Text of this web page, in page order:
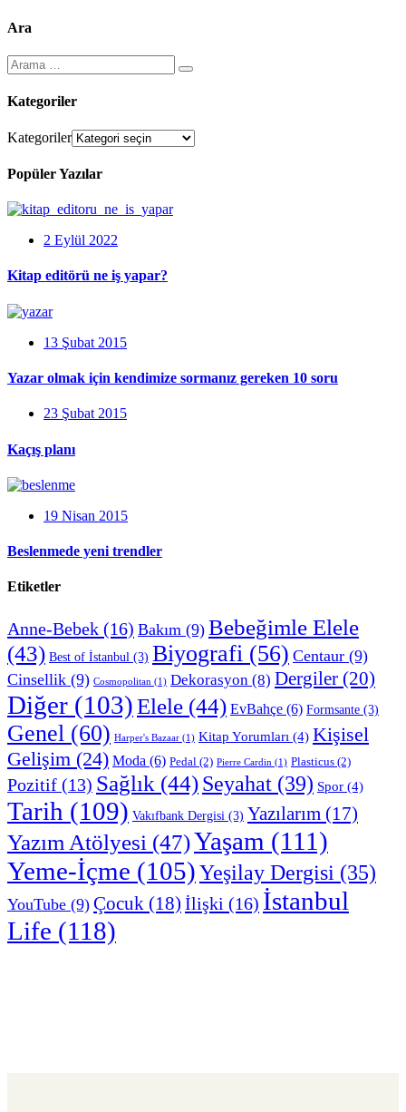
Ara
Kategoriler
Kategoriler
Popüler Yazılar
2 Eylül 2022
Kitap editörü ne iş yapar?
13 Şubat 2015
Yazar olmak için kendimize sormanız gereken 10 soru
23 Şubat 2015
Kaçış planı
19 Nisan 2015
Beslenmede yeni trendler
Etiketler
Anne-Bebek (16) Bakım (9) Bebeğimle Elele
(43) Best of İstanbul (3) Biyografi (56) Centaur (9)
Cinsellik (9) Cosmopolitan (1) Dekorasyon (8) Dergiler (20)
Diğer (103)Elele (44) EvBahçe (6) Formsante (3)
Genel (60) Harper's Bazaar (1) Kitap Yorumları (4) Kişisel
Gelişim (24) Moda (6) Pedal (2) Pierre Cardin (1) Plasticus (2)
Pozitif (13) Sağlık (44)Seyahat (39) Spor (4)
Tarih (109) Vakıfbank Dergisi (3) Yazılarım (17)
Yazım Atölyesi (47)Yaşam (111)
Yeme-İçme (105)Yeşilay Dergisi (35)
YouTube (9) Çocuk (18) İlişki (16) İstanbul
Life (118)